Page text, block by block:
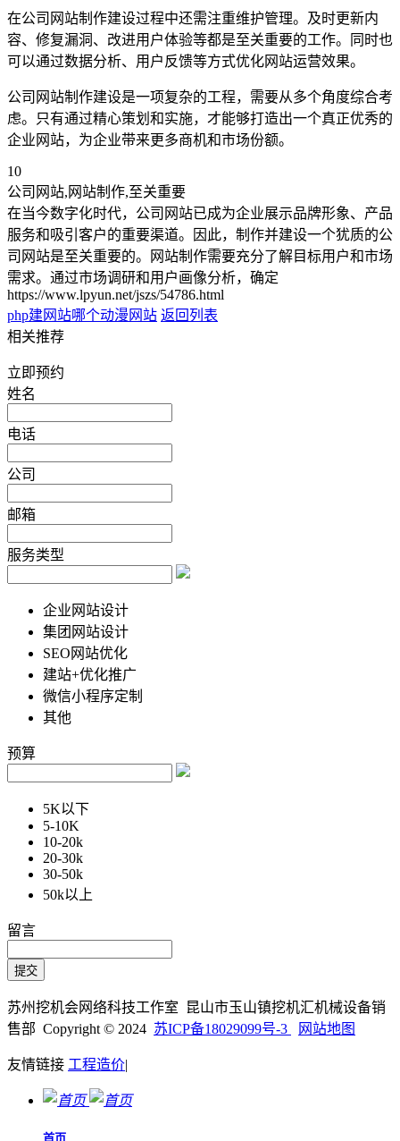
在公司网站制作建设过程中还需注重维护管理。及时更新内
容、修复漏洞、改进用户体验等都是至关重要的工作。同时也
可以通过数据分析、用户反馈等方式优化网站运营效果。
公司网站制作建设是一项复杂的工程，需要从多个角度综合考
虑。只有通过精心策划和实施，才能够打造出一个真正优秀的
企业网站，为企业带来更多商机和市场份额。
10
公司网站,网站制作,至关重要
在当今数字化时代，公司网站已成为企业展示品牌形象、产品
服务和吸引客户的重要渠道。因此，制作并建设一个犹质的公
司网站是至关重要的。网站制作需要充分了解目标用户和市场
需求。通过市场调研和用户画像分析，确定
https://www.lpyun.net/jszs/54786.html
php建网站哪个动漫网站 返回列表
相关推荐
立即预约
姓名
电话
公司
邮箱
服务类型
企业网站设计
集团网站设计
SEO网站优化
建站+优化推广
微信小程序定制
其他
预算
5K以下
5-10K
10-20k
20-30k
30-50k
50k以上
留言
苏州挖机会网络科技工作室 昆山市玉山镇挖机汇机械设备销
售部 Copyright © 2024 苏ICP备18029099号-3 网站地图
友情链接 工程造价|